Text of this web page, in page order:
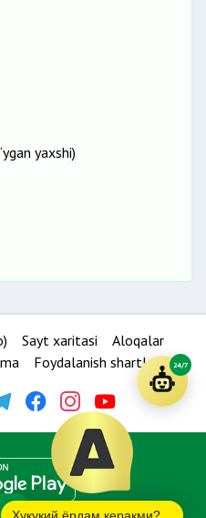
yaxshi)
Sayt xaritasi
Aloqalar
Foydalanish shartlari 24/7